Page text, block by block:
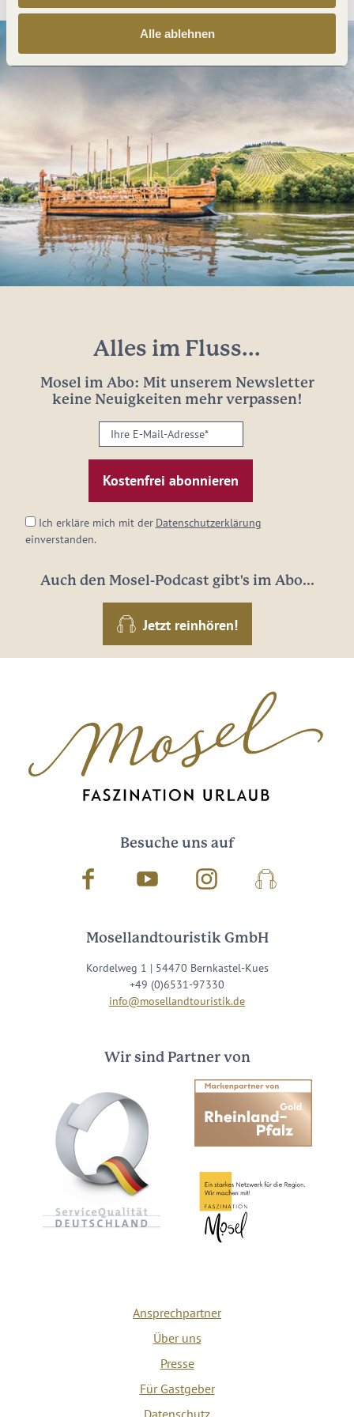
Alle ablehnen
Alles im Fluss...
Mosel im Abo: Mit unserem Newsletter
keine Neuigkeiten mehr verpassen!
Ihre
E-
Mail-
Adresse:
Ich erkläre mich mit der Datenschutzerklärung
einverstanden.
Auch den Mosel-Podcast gibt's im Abo...
Jetzt reinhören!
Besuche uns auf
Facebook Youtube InstagramPodcast
Mosellandtouristik GmbH
Kordelweg 1 | 54470 Bernkastel-Kues
+49 (0)6531-97330
info@mosellandtouristik.de
Wir sind Partner von
Ansprechpartner
Über uns
Presse
Für Gastgeber